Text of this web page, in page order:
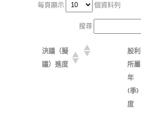
每頁顯示 個資料列
搜尋:
決議（擬
議）進度
股利
所屬
年
(季)
度